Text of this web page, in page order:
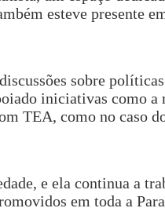
esteve presente
sobre
iniciativas como a
TEA, como no caso
e ela continua a
em toda a